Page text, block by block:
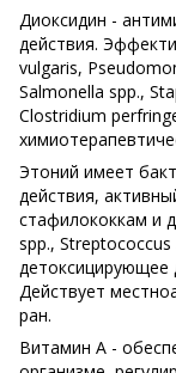
Диоксидин -
действия.
vulgaris,
Salmonella spp.,
Clostridium
Этоний имеет
действия,
стафилококкам и
spp.,
детоксицирующее
Действует
ран.
Витамин А -